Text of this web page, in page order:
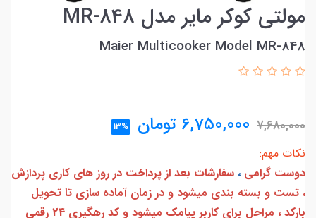
مولتی کوکر مایر مدل MR-848
Maier Multicooker Model MR-848
7,680,000
6,750,000 تومان 13%
نکات مهم:
دوست گرامی ، سفارشات بعد از پرداخت در روز های کاری پردازش
، تست و بسته بندی میشود و در زمان آماده سازی تا تحویل
بارکد ، مراحل برای کاربر پیامک میشود و کد رهگیری 24 رقمی